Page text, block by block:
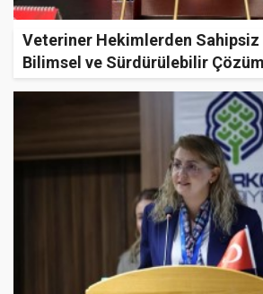
Veteriner Hekimlerden Sahipsiz
Bilimsel ve Sürdürülebilir